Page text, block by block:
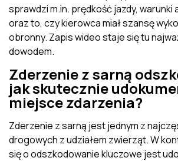
sprawdzi m.in. prędkość jazdy,
oraz to, czy kierowca miał szansę
obronny. Zapis wideo staje się tu
dowodem.
Zderzenie z sarną
jak skutecznie
miejsce zdarzenia?
Zderzenie z sarną jest jednym z
drogowych z udziałem zwierząt. W
się o odszkodowanie kluczowe jest